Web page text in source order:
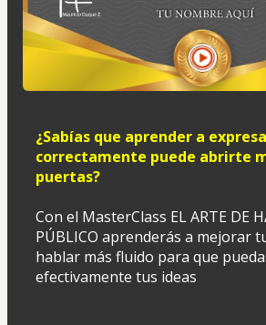
¿Sabías que aprender a
correctamente puede abrirte
puertas?
Con el MasterClass EL ARTE DE
PÚBLICO aprenderás a mejorar
hablar más fluido para que
efectivamente tus ideas